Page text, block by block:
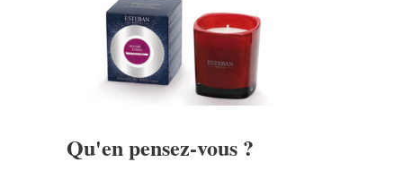
Qu'en pensez-vous ?